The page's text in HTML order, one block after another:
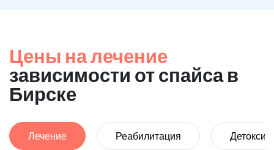
Цены на лечение
зависимости от спайса в
Бирске
Лечение Реабилитация